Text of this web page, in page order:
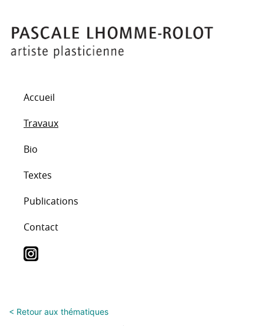
Accueil
Travaux
Bio
Textes
Publications
Contact
< Retour aux thématiques